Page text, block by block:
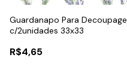
Guardanapo Para Decoupage
c/2unidades 33x33
R$4,65